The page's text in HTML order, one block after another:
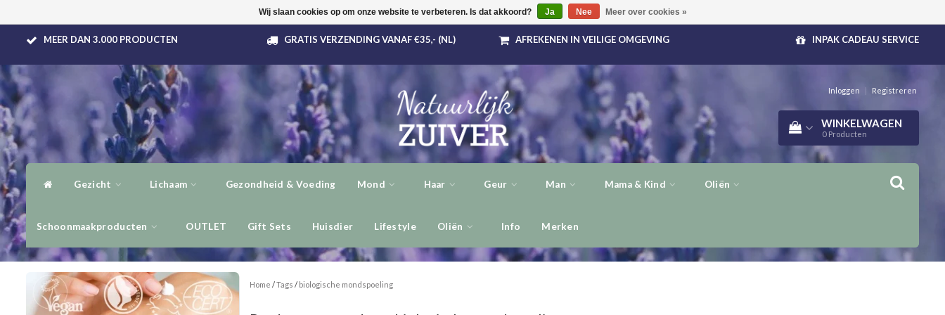
MEER DAN 3.000 PRODUCTEN GRATIS VERZENDING VANAF €35,- (NL) AFREKENEN IN VEILIGE OMGEVING INPAK CADEAU SERVICE
Inloggen | Registreren
WINKELWAGEN
0 Producten
Gezicht Lichaam Gezondheid & Voeding Mond Haar Geur Man Mama & Kind Oliën
Schoonmaakproducten OUTLET Gift Sets Huisdier Lifestyle Oliën Info Merken
Home /Tags / biologische mondspoeling
Wij slaan cookies op om onze website te verbeteren. Is dat akkoord? Ja Nee Meer over cookies »